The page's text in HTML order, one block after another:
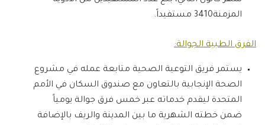
المزمنة3410 مستفيداً.
الفرق الطبية الجوالة:
يستمر فريق التوعية الصحية متابعة عمله في مشروع
الصحة الإنجابية بالتعاون مع صندوق السكان في الأمم
المتحدة ليقدم خدماته عبر خمس فرق جوالة يومياً
ضمن خطته الشهرية ما بين المدينة والريف بالإضافة